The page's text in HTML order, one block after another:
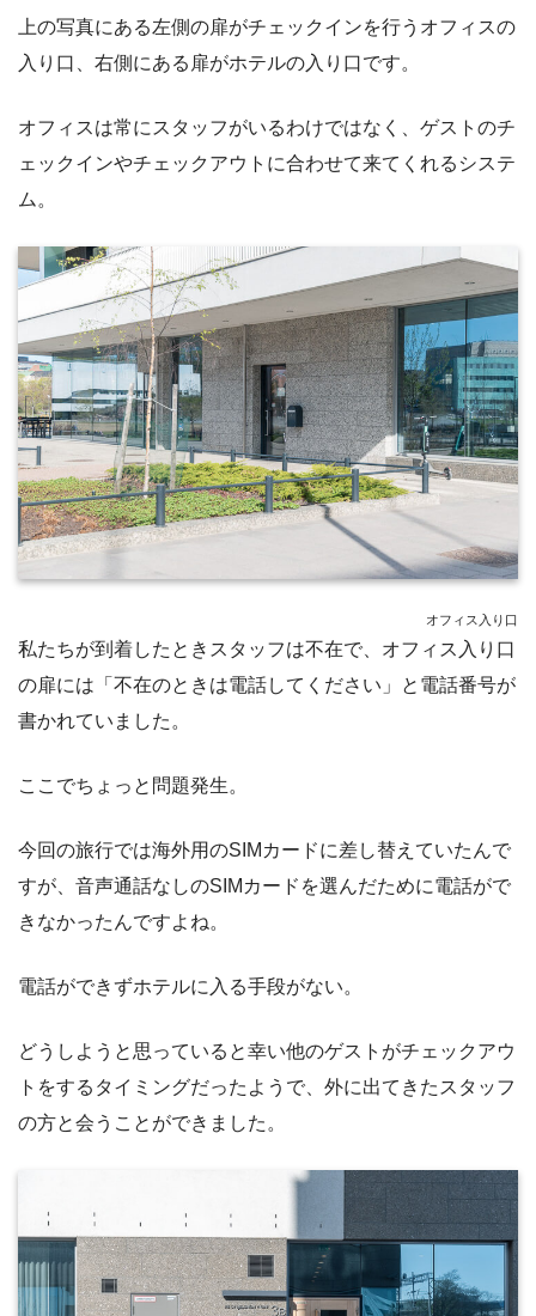
上の写真にある左側の扉がチェックインを行うオフィスの
入り口、右側にある扉がホテルの入り口です。
オフィスは常にスタッフがいるわけではなく、ゲストのチ
ェックインやチェックアウトに合わせて来てくれるシステ
ム。
オフィス入り口
私たちが到着したときスタッフは不在で、オフィス入り口
の扉には「不在のときは電話してください」と電話番号が
書かれていました。
ここでちょっと問題発生。
今回の旅行では海外用のSIMカードに差し替えていたんで
すが、音声通話なしのSIMカードを選んだために電話がで
きなかったんですよね。
電話ができずホテルに入る手段がない。
どうしようと思っていると幸い他のゲストがチェックアウ
トをするタイミングだったようで、外に出てきたスタッフ
の方と会うことができました。